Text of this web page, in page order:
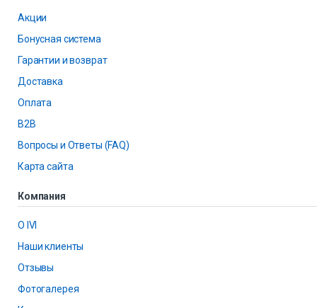
Акции
Бонусная система
Гарантии и возврат
Доставка
Оплата
B2B
Вопросы и Ответы (FAQ)
Карта сайта
Компания
О IVI
Наши клиенты
Отзывы
Фотогалерея